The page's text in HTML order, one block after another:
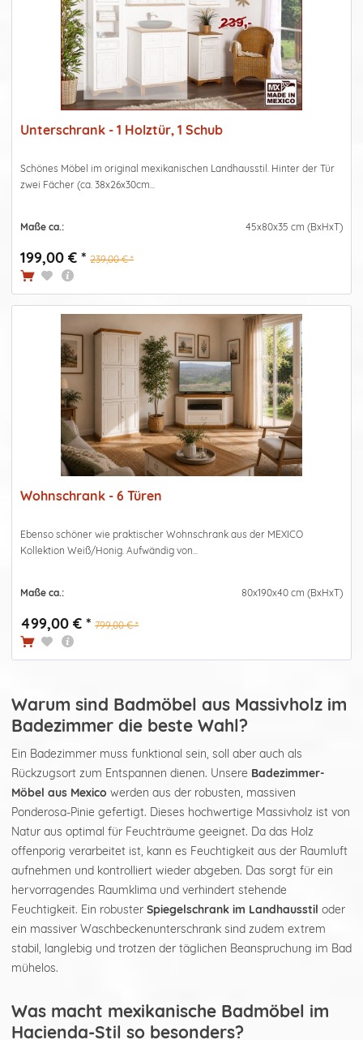
Unterschrank - 1 Holztür, 1 Schub
Schönes Möbel im original mexikanischen Landhausstil. Hinter der Tür
zwei Fächer (ca. 38x26x30cm...
Maße ca.: 45x80x35 cm (BxHxT)
199,00 € * 239,00 € *
Wohnschrank - 6 Türen
Ebenso schöner wie praktischer Wohnschrank aus der MEXICO
Kollektion Weiß/Honig. Aufwändig von...
Maße ca.: 80x190x40 cm (BxHxT)
499,00 € * 799,00 € *
Warum sind Badmöbel aus Massivholz im
Badezimmer die beste Wahl?
Ein Badezimmer muss funktional sein, soll aber auch als
Rückzugsort zum Entspannen dienen. Unsere Badezimmer-
Möbel aus Mexico werden aus der robusten, massiven
Ponderosa-Pinie gefertigt. Dieses hochwertige Massivholz ist von
Natur aus optimal für Feuchträume geeignet. Da das Holz
offenporig verarbeitet ist, kann es Feuchtigkeit aus der Raumluft
aufnehmen und kontrolliert wieder abgeben. Das sorgt für ein
hervorragendes Raumklima und verhindert stehende
Feuchtigkeit. Ein robuster Spiegelschrank im Landhausstil oder
ein massiver Waschbeckenunterschrank sind zudem extrem
stabil, langlebig und trotzen der täglichen Beanspruchung im Bad
mühelos.
Was macht mexikanische Badmöbel im
Hacienda-Stil so besonders?